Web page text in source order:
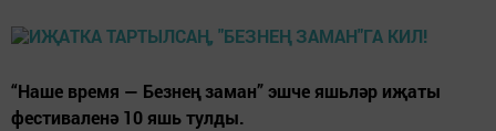
“Наше время — Безнең заман” эшче яшьләр иҗаты
фестиваленә 10 яшь тулды.